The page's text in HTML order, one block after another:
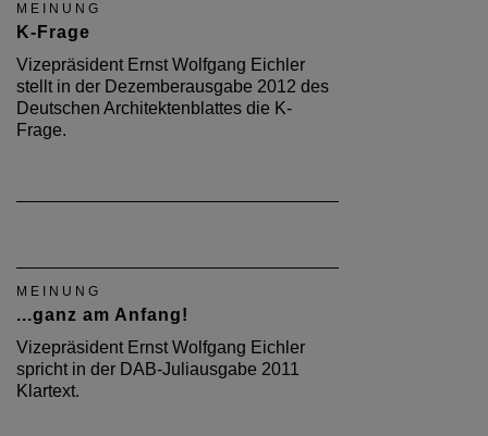
MEINUNG
K-Frage
Vizepräsident Ernst Wolfgang Eichler
stellt in der Dezemberausgabe 2012 des
Deutschen Architektenblattes die K-
Frage.
MEINUNG
...ganz am Anfang!
Vizepräsident Ernst Wolfgang Eichler
spricht in der DAB-Juliausgabe 2011
Klartext.